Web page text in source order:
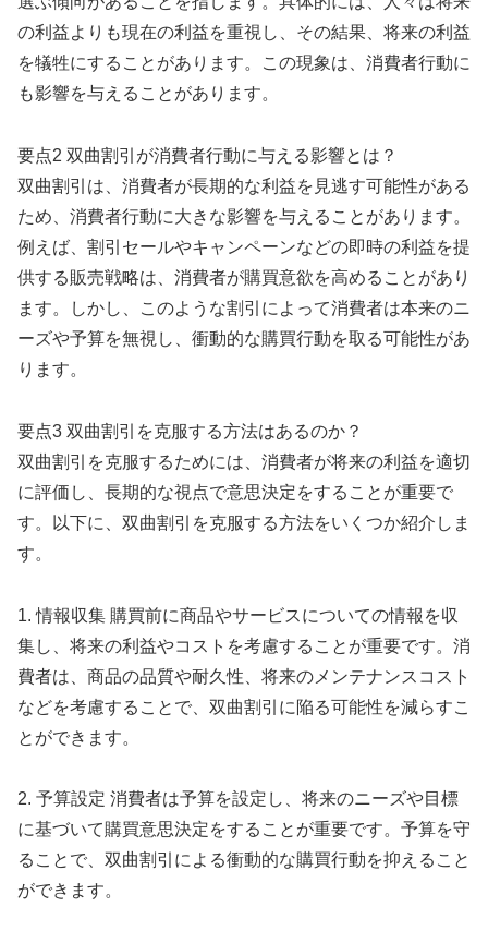
の利益よりも現在の利益を重視し、その結果、将来の利益
を犠牲にすることがあります。この現象は、消費者行動に
も影響を与えることがあります。
要点2 双曲割引が消費者行動に与える影響とは？
双曲割引は、消費者が長期的な利益を見逃す可能性がある
ため、消費者行動に大きな影響を与えることがあります。
例えば、割引セールやキャンペーンなどの即時の利益を提
供する販売戦略は、消費者が購買意欲を高めることがあり
ます。しかし、このような割引によって消費者は本来のニ
ーズや予算を無視し、衝動的な購買行動を取る可能性があ
ります。
要点3 双曲割引を克服する方法はあるのか？
双曲割引を克服するためには、消費者が将来の利益を適切
に評価し、長期的な視点で意思決定をすることが重要で
す。以下に、双曲割引を克服する方法をいくつか紹介しま
す。
1. 情報収集 購買前に商品やサービスについての情報を収
集し、将来の利益やコストを考慮することが重要です。消
費者は、商品の品質や耐久性、将来のメンテナンスコスト
などを考慮することで、双曲割引に陥る可能性を減らすこ
とができます。
2. 予算設定 消費者は予算を設定し、将来のニーズや目標
に基づいて購買意思決定をすることが重要です。予算を守
ることで、双曲割引による衝動的な購買行動を抑えること
ができます。